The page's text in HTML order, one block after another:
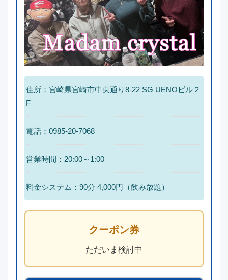
住所：宮崎県宮崎市中央通り8-22 SG UENOビル２
F
電話：0985-20-7068
営業時間：20:00～1:00
料金システム： 90分 4,000円（飲み放題）
クーポン券
ただいま検討中